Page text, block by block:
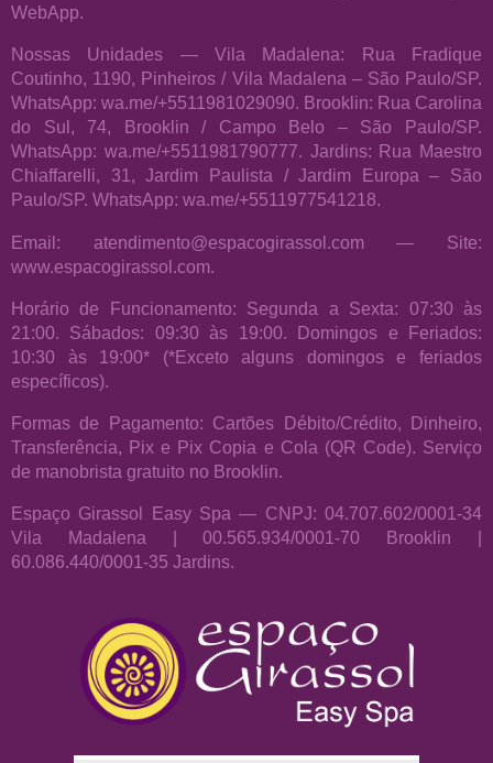
WebApp.
Nossas Unidades — Vila Madalena: Rua Fradique
Coutinho, 1190, Pinheiros / Vila Madalena – São Paulo/SP.
WhatsApp: wa.me/+5511981029090. Brooklin: Rua Carolina
do Sul, 74, Brooklin / Campo Belo – São Paulo/SP.
WhatsApp: wa.me/+5511981790777. Jardins: Rua Maestro
Chiaffarelli, 31, Jardim Paulista / Jardim Europa – São
Paulo/SP. WhatsApp: wa.me/+5511977541218.
Email: atendimento@espacogirassol.com — Site:
www.espacogirassol.com.
Horário de Funcionamento: Segunda a Sexta: 07:30 às
21:00. Sábados: 09:30 às 19:00. Domingos e Feriados:
10:30 às 19:00* (*Exceto alguns domingos e feriados
específicos).
Formas de Pagamento: Cartões Débito/Crédito, Dinheiro,
Transferência, Pix e Pix Copia e Cola (QR Code). Serviço
de manobrista gratuito no Brooklin.
Espaço Girassol Easy Spa — CNPJ: 04.707.602/0001-34
Vila Madalena | 00.565.934/0001-70 Brooklin |
60.086.440/0001-35 Jardins.